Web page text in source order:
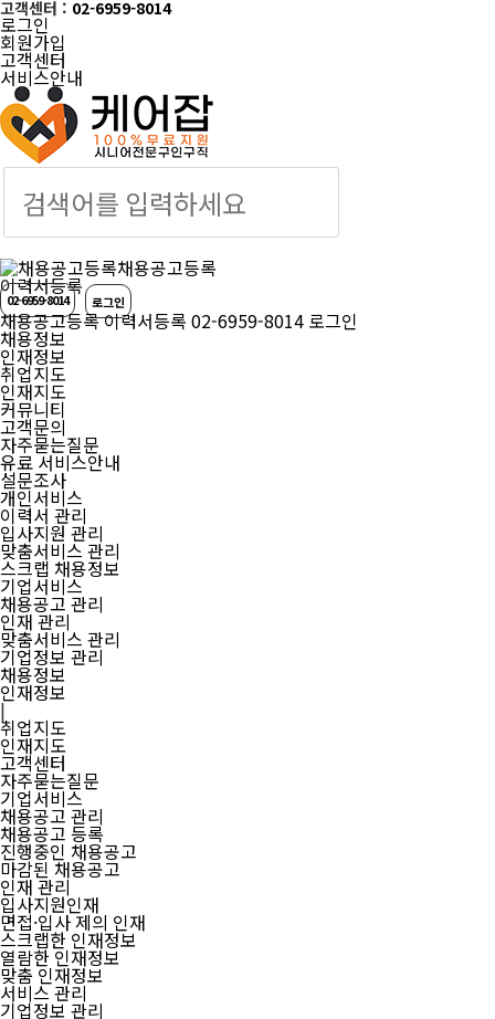
고객센터 : 02-6959-8014
로그인
회원가입
고객센터
서비스안내 케어잡 공식 취업
채용공고등록
이력서등록
02-6959-8014 로그인
채용공고등록이력서등록 02-6959-8014 로그인
채용정보
인재정보
취업지도
인재지도
커뮤니티
고객문의
자주묻는질문
유료 서비스안내
설문조사
개인서비스
이력서 관리
입사지원 관리
맞춤서비스 관리
스크랩 채용정보
기업서비스
채용공고 관리
인재 관리
맞춤서비스 관리
기업정보 관리
채용정보
인재정보
|
취업지도
인재지도
고객센터
자주묻는질문
기업서비스
채용공고 관리
채용공고 등록
진행중인 채용공고
마감된 채용공고
인재 관리
입사지원인재
면접·입사 제의 인재
스크랩한 인재정보
열람한 인재정보
맞춤 인재정보
서비스 관리
기업정보 관리